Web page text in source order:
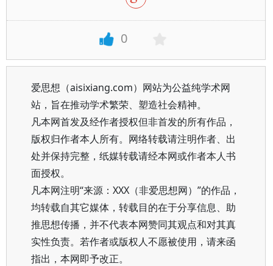
0
爱思想（aisixiang.com）网站为公益纯学术网
站，旨在推动学术繁荣、塑造社会精神。
凡本网首发及经作者授权但非首发的所有作品，
版权归作者本人所有。网络转载请注明作者、出
处并保持完整，纸媒转载请经本网或作者本人书
面授权。
凡本网注明“来源：XXX（非爱思想网）”的作品，
均转载自其它媒体，转载目的在于分享信息、助
推思想传播，并不代表本网赞同其观点和对其真
实性负责。若作者或版权人不愿被使用，请来函
指出，本网即予改正。